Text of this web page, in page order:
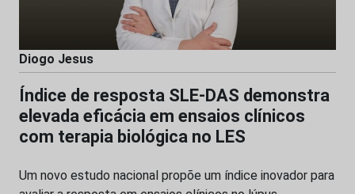
Diogo Jesus
Índice de resposta SLE-DAS demonstra
elevada eficácia em ensaios clínicos
com terapia biológica no LES
Um novo estudo nacional propõe um índice inovador para